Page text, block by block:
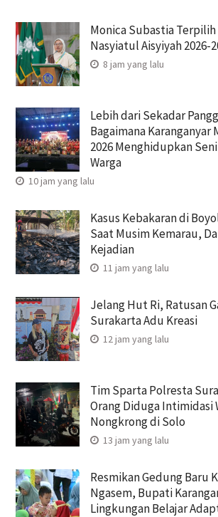
Monica Subastia
Nasyiatul Aisyiyah 2026-
8 jam yang lalu
Lebih dari Sekadar
Bagaimana Karanganyar
2026 Menghidupkan
Warga
10 jam yang lalu
Kasus Kebakaran di
Saat Musim Kemarau,
Kejadian
11 jam yang lalu
Jelang Hut Ri, Ratusan
Surakarta Adu Kreasi
12 jam yang lalu
Tim Sparta Polresta
Orang Diduga Intimidasi
Nongkrong di Solo
13 jam yang lalu
Resmikan Gedung Baru
Ngasem, Bupati
Lingkungan Belajar